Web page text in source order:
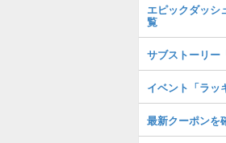
エピックダッシ
覧
サブストーリー
イベント「ラッ
最新クーポンを